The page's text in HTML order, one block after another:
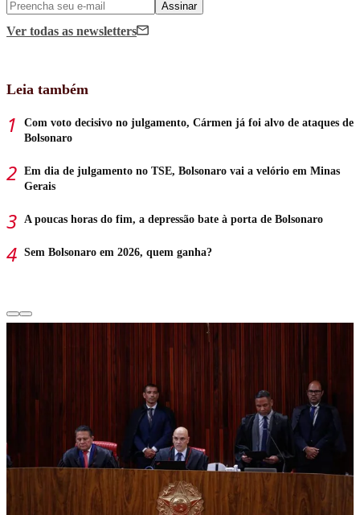
Assinar
Ver todas as newsletters
Leia também
Com voto decisivo no julgamento, Cármen já foi alvo de ataques de
Bolsonaro
Em dia de julgamento no TSE, Bolsonaro vai a velório em Minas
Gerais
A poucas horas do fim, a depressão bate à porta de Bolsonaro
Sem Bolsonaro em 2026, quem ganha?